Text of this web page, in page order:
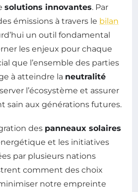
solutions innovantes. Par
émissions à travers le bilan
un outil fondamental
les enjeux pour chaque
que l’ensemble des parties
à atteindre la neutralité
l’écosystème et assurer
sain aux générations futures.
des panneaux solaires
et les initiatives
par plusieurs nations
comment des choix
notre empreinte